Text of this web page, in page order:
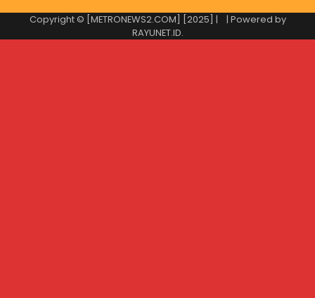
Copyright © [METRONEWS2.COM] [2025] |
| Powered by
RAYUNET.ID.